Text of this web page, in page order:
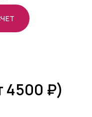
4500 ₽)